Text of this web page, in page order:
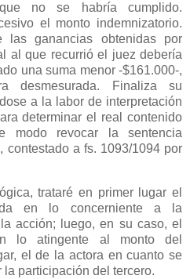
no se habría cumplido.
el monto indemnizatorio.
ganancias obtenidas por
al que recurrió el juez debería
una suma menor -$161.000-,
desmesurada. Finaliza su
a la labor de interpretación
determinar el real contenido
modo revocar la sentencia
contestado a fs. 1093/1094 por
trataré en primer lugar el
en lo concerniente a la
acción; luego, en su caso, el
lo atingente al monto del
el de la actora en cuanto se
participación del tercero.